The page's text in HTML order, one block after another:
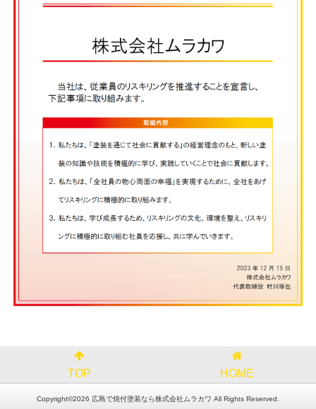
TOP HOME
Copyright©2026 広島で焼付塗装なら株式会社ムラカワ All Rights Reserved.